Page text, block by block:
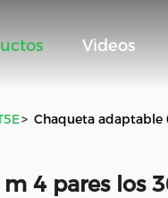
Videos
> Chaqueta adaptable
4 pares los